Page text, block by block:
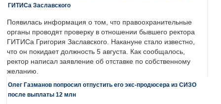
ГИТИСа Заславского
Появилась информация о том, что правоохранительные
органы проводят проверку в отношении бывшего ректора
ГИТИСа Григория Заславского. Накануне стало известно,
что он покидает должность 5 августа. Как сообщалось,
ректор написал заявление об отставке по собственному
желанию.
Олег Газманов попросил отпустить его экс-продюсера из СИЗО
после выплаты 12 млн